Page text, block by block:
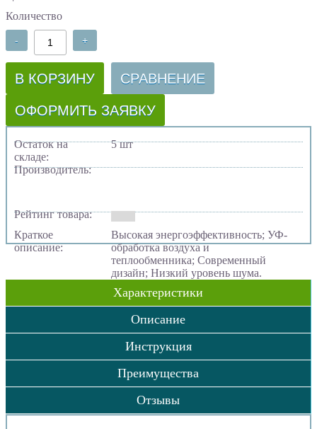
Количество
- +
В КОРЗИНУ СРАВНЕНИЕ
ОФОРМИТЬ ЗАЯВКУ
Остаток на
складе:
5 шт
Производитель:
Рейтинг товара:
Краткое
описание:
Высокая энергоэффективность; УФ-
обработка воздуха и
теплообменника; Современный
дизайн; Низкий уровень шума.
Характеристики
Описание
Инструкция
Преимущества
Отзывы